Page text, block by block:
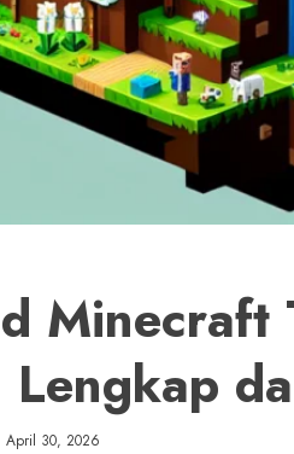
Lengkap
April 30, 2026